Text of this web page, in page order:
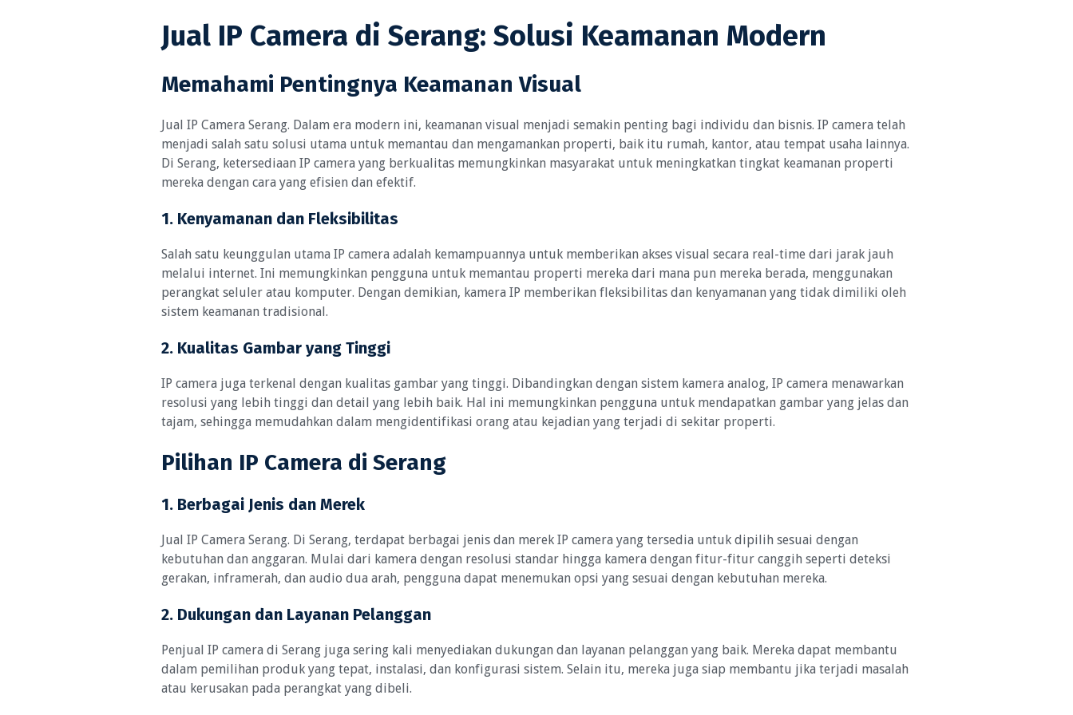
Jual IP Camera di Serang: Solusi Keamanan Modern
Memahami Pentingnya Keamanan Visual
Jual IP Camera Serang. Dalam era modern ini, keamanan visual menjadi semakin penting bagi individu dan bisnis. IP camera telah
menjadi salah satu solusi utama untuk memantau dan mengamankan properti, baik itu rumah, kantor, atau tempat usaha lainnya.
Di Serang, ketersediaan IP camera yang berkualitas memungkinkan masyarakat untuk meningkatkan tingkat keamanan properti
mereka dengan cara yang efisien dan efektif.
1. Kenyamanan dan Fleksibilitas
Salah satu keunggulan utama IP camera adalah kemampuannya untuk memberikan akses visual secara real-time dari jarak jauh
melalui internet. Ini memungkinkan pengguna untuk memantau properti mereka dari mana pun mereka berada, menggunakan
perangkat seluler atau komputer. Dengan demikian, kamera IP memberikan fleksibilitas dan kenyamanan yang tidak dimiliki oleh
sistem keamanan tradisional.
2. Kualitas Gambar yang Tinggi
IP camera juga terkenal dengan kualitas gambar yang tinggi. Dibandingkan dengan sistem kamera analog, IP camera menawarkan
resolusi yang lebih tinggi dan detail yang lebih baik. Hal ini memungkinkan pengguna untuk mendapatkan gambar yang jelas dan
tajam, sehingga memudahkan dalam mengidentifikasi orang atau kejadian yang terjadi di sekitar properti.
Pilihan IP Camera di Serang
1. Berbagai Jenis dan Merek
Jual IP Camera Serang. Di Serang, terdapat berbagai jenis dan merek IP camera yang tersedia untuk dipilih sesuai dengan
kebutuhan dan anggaran. Mulai dari kamera dengan resolusi standar hingga kamera dengan fitur-fitur canggih seperti deteksi
gerakan, inframerah, dan audio dua arah, pengguna dapat menemukan opsi yang sesuai dengan kebutuhan mereka.
2. Dukungan dan Layanan Pelanggan
Penjual IP camera di Serang juga sering kali menyediakan dukungan dan layanan pelanggan yang baik. Mereka dapat membantu
dalam pemilihan produk yang tepat, instalasi, dan konfigurasi sistem. Selain itu, mereka juga siap membantu jika terjadi masalah
atau kerusakan pada perangkat yang dibeli.